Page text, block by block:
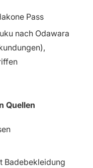
Pass
nach Odawara
Quellen
Badebekleidung